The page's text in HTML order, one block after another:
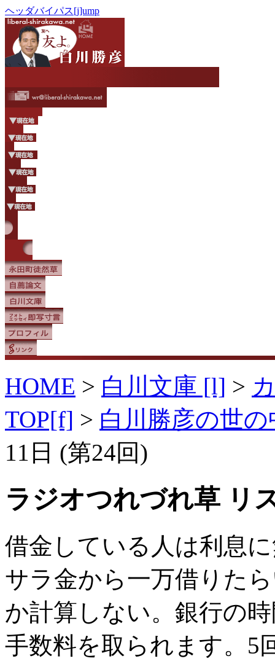
ヘッダバイパス[j]ump
HOME > 白川文庫 [l] >
TOP[f] > 白川勝彦の世
11日 (第24回)
ラジオつれづれ草 リ
借金している人は利息
サラ金から一万借りた
か計算しない。銀行の
手数料を取られます。5